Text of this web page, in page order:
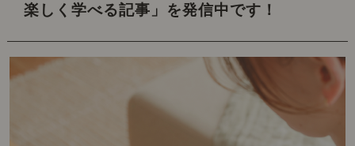
楽しく学べる記事」を発信中です！